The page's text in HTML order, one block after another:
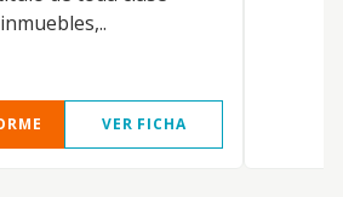
VER FICHA